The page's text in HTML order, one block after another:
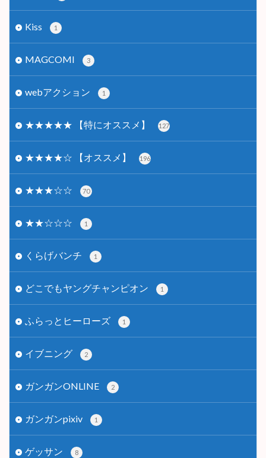
Kiss 1
MAGCOMI 3
webアクション 1
★★★★★ 【特にオススメ】 127
★★★★☆ 【オススメ】 196
★★★☆☆ 70
★★☆☆☆ 1
くらげバンチ 1
どこでもヤングチャンピオン 1
ふらっとヒーローズ 1
イブニング 2
ガンガンONLINE 2
ガンガンpixiv 1
ゲッサン 8